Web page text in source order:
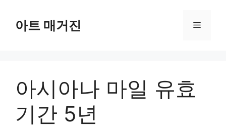
아트 매거진 메
아시아나 마일 유효
기간 5년